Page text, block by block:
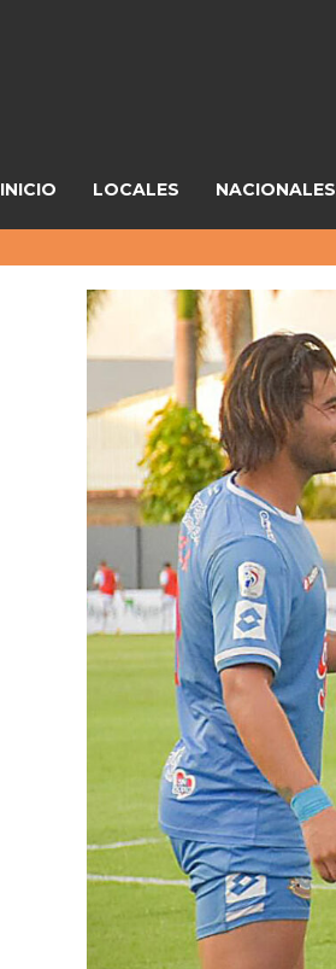
INICIO LOCALES NACIONALES